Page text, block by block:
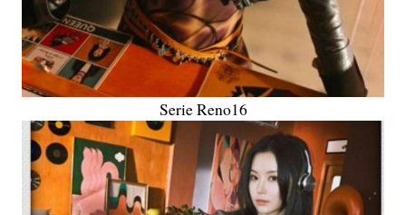
Serie Reno16